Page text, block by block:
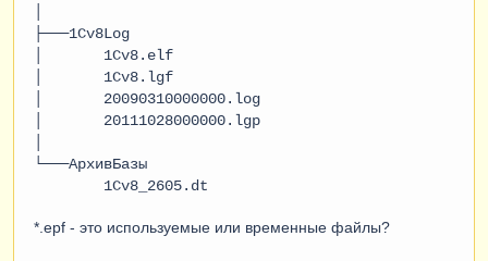
├───1Cv8Log
│ 1Cv8.elf
│ 1Cv8.lgf
│ 20090310000000.log
│ 20111028000000.lgp
└───АрхивБазы
1Cv8_2605.dt
*.epf - это используемые или временные файлы?